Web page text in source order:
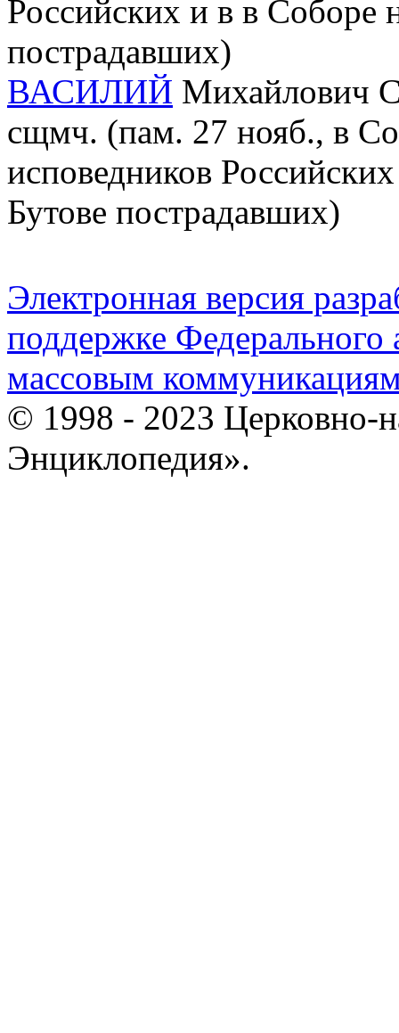
Российских и в в Соборе
пострадавших)
ВАСИЛИЙ Михайлович
сщмч. (пам. 27 нояб., в
исповедников
Бутове пострадавших)
Электронная версия
поддержке Федерального
массовым
© 1998 - 2023 Церковно-
Энциклопедия».